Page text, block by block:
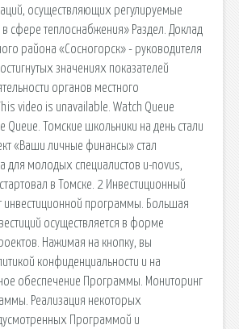
осуществляющих регулируемые
в сфере теплоснабжения» Раздел. Доклад
района «Сосногорск» - руководителя
значениях показателей
органов местного
video is unavailable. Watch Queue
Queue. Томские школьники на день стали
«Ваши личные финансы» стал
для молодых специалистов u-novus,
в Томске. 2 Инвестиционный
инвестиционной программы. Большая
осуществляется в форме
Нажимая на кнопку, вы
конфиденциальности и на
обеспечение Программы. Мониторинг
Реализация некоторых
Программой и